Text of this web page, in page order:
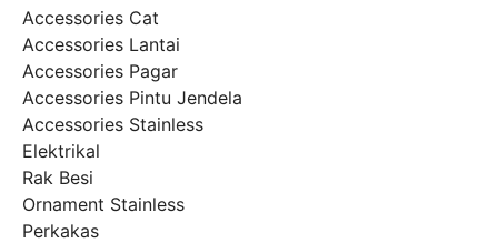
Accessories Cat
Accessories Lantai
Accessories Pagar
Accessories Pintu Jendela
Accessories Stainless
Elektrikal
Rak Besi
Ornament Stainless
Perkakas